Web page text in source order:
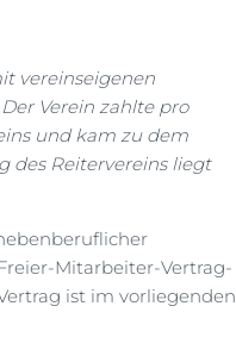
vereinseigenen
Verein zahlte pro
und kam zu dem
des Reitervereins liegt
Mitarbeiter-Vertrag-
ist im vorliegenden